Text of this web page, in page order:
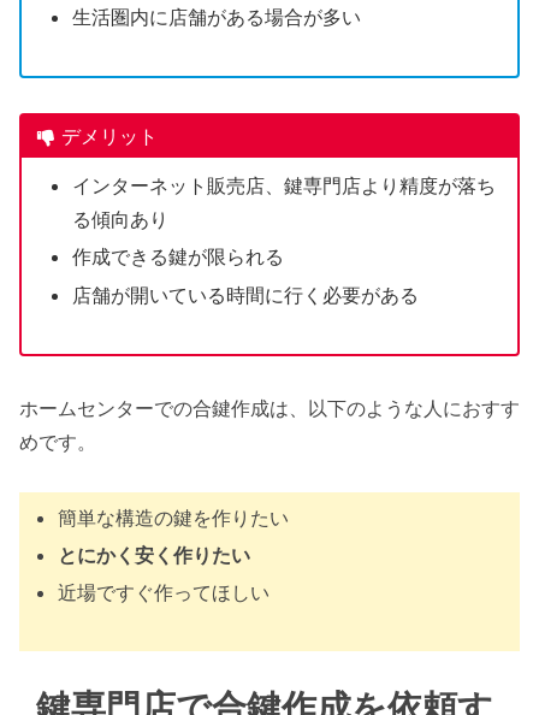
生活圏内に店舗がある場合が多い
デメリット
インターネット販売店、鍵専門店より精度が落ち
る傾向あり
作成できる鍵が限られる
店舗が開いている時間に行く必要がある
ホームセンターでの合鍵作成は、以下のような人におすす
めです。
簡単な構造の鍵を作りたい
とにかく安く作りたい
近場ですぐ作ってほしい